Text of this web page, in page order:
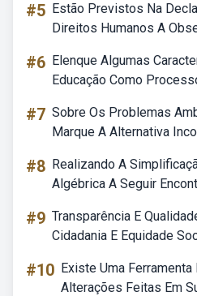
#5 Estão Previstos Na
Direitos Humanos A
#6 Elenque Algumas
Educação Como
#7 Sobre Os Problemas
Marque A Alternativa
#8 Realizando A
Algébrica A Seguir
#9 Transparência E
Cidadania E Equidade
#10 Existe Uma
Alterações Feitas Em